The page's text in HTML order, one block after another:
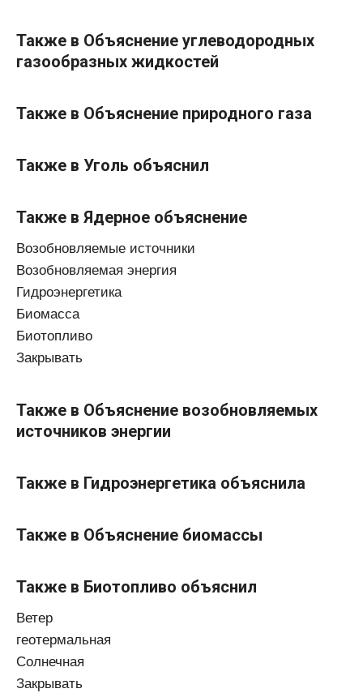
Также в Объяснение углеводородных
газообразных жидкостей
Также в Объяснение природного газа
Также в Уголь объяснил
Также в Ядерное объяснение
Возобновляемые источники
Возобновляемая энергия
Гидроэнергетика
Биомасса
Биотопливо
Закрывать
Также в Объяснение возобновляемых
источников энергии
Также в Гидроэнергетика объяснила
Также в Объяснение биомассы
Также в Биотопливо объяснил
Ветер
геотермальная
Солнечная
Закрывать